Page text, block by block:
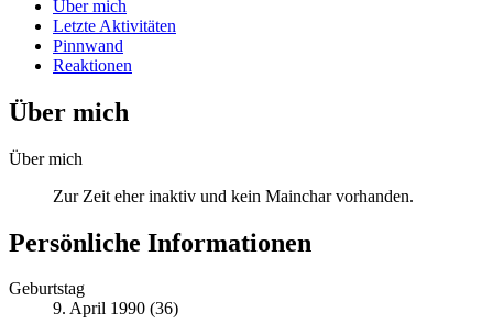
Über mich
Letzte Aktivitäten
Pinnwand
Reaktionen
Über mich
Über mich
Zur Zeit eher inaktiv und kein Mainchar vorhanden.
Persönliche Informationen
Geburtstag
9. April 1990 (36)